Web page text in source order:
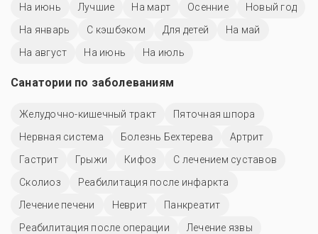
На июнь
Лучшие На март Осенние
Новый год
На январь
С кэшбэком Для детей
На май
На август
На июнь На июль
Санатории по заболеваниям
Желудочно-кишечный тракт
Пяточная шпора
Нервная система
Болезнь Бехтерева
Артрит
Гастрит
Грыжи Кифоз
С лечением суставов
Сколиоз
Реабилитация после инфаркта
Лечение печени
Неврит
Панкреатит
Реабилитация после операции
Лечение язвы